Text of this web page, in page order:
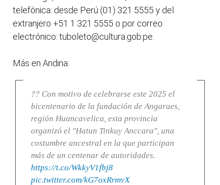
telefónica: desde Perú (01) 321 5555 y del
extranjero +51 1 321 5555 o por correo
electrónico: tuboleto@cultura.gob.pe.
Más en Andina:
?? Con motivo de celebrarse este 2025 el
bicentenario de la fundación de Angaraes,
región Huancavelica, esta provincia
organizó el "Hatun Tinkuy Anccara", una
costumbre ancestral en la que participan
más de un centenar de autoridades.
https://t.co/WkkyV1fbj8
pic.twitter.com/kG7oxRrmvX